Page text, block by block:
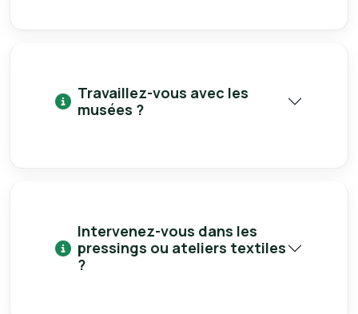
Travaillez-vous avec les
musées ?
Intervenez-vous dans les
pressings ou ateliers textiles
?